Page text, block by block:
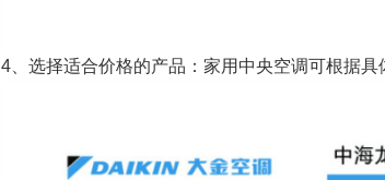
4、选择适合价格的产品：家用中央空调可根据